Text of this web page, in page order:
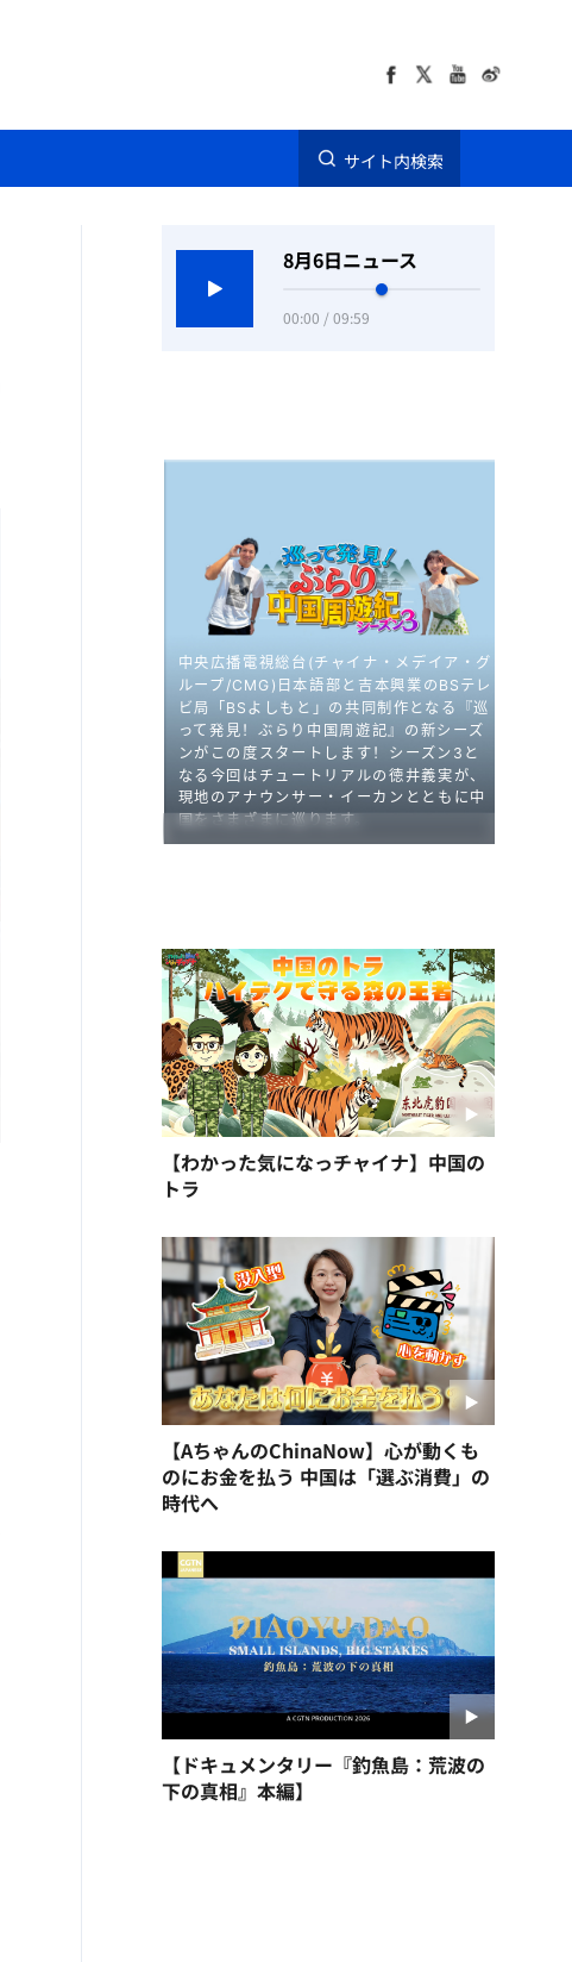
サイト内検索
8月6日ニュース
00:00 / 09:59
【わかった気になっチャイナ】中国の
トラ
【AちゃんのChinaNow】心が動くも
のにお金を払う 中国は「選ぶ消費」の
時代へ
【ドキュメンタリー『釣魚島：荒波の
下の真相』本編】